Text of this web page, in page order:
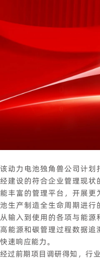
该动力电池独角兽公司计
经建设的符合企业管理现状
能丰富的管理平台，开展
池生产制造全生命周期进行
从输入到使用的各项与能
高能源和碳管理过程数据
快速响应能力。
经过前期项目调研得知，行